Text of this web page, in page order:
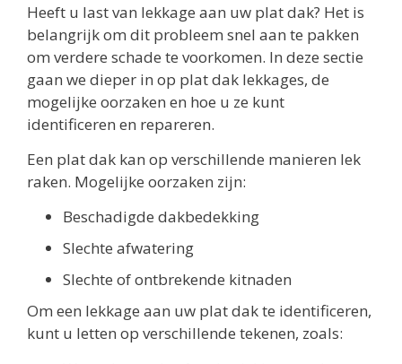
Heeft u last van lekkage aan uw plat dak? Het is
belangrijk om dit probleem snel aan te pakken
om verdere schade te voorkomen. In deze sectie
gaan we dieper in op plat dak lekkages, de
mogelijke oorzaken en hoe u ze kunt
identificeren en repareren.
Een plat dak kan op verschillende manieren lek
raken. Mogelijke oorzaken zijn:
Beschadigde dakbedekking
Slechte afwatering
Slechte of ontbrekende kitnaden
Om een lekkage aan uw plat dak te identificeren,
kunt u letten op verschillende tekenen, zoals: